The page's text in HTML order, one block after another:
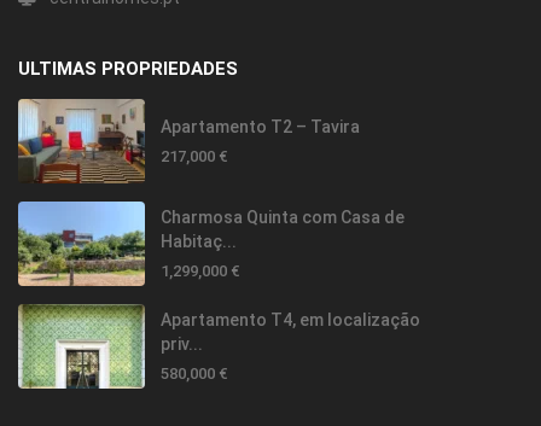
ULTIMAS PROPRIEDADES
Apartamento T2 – Tavira
217,000 €
Charmosa Quinta com Casa de
Habitaç...
1,299,000 €
Apartamento T4, em localização
priv...
580,000 €